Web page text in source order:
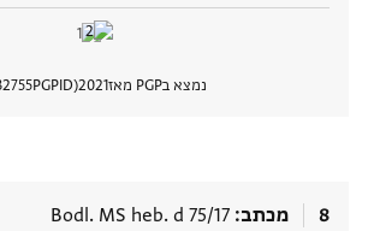
נמצא בPGP מאז 2021
PGPID
8 מכתב Bodl. MS heb. d 75/17